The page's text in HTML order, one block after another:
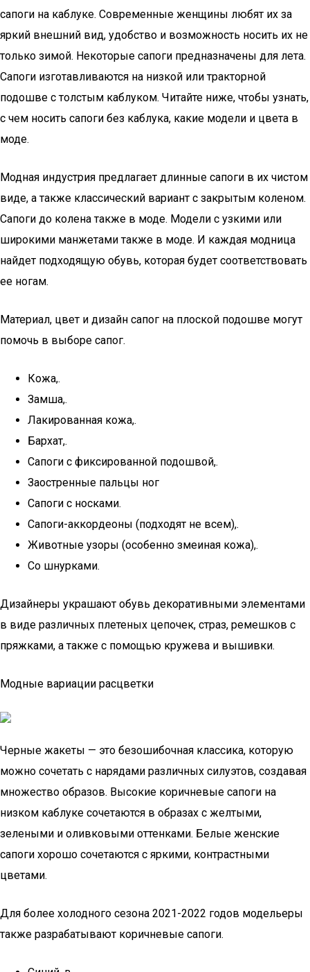
сапоги на каблуке. Современные женщины любят их за
яркий внешний вид, удобство и возможность носить их не
только зимой. Некоторые сапоги предназначены для лета.
Сапоги изготавливаются на низкой или тракторной
подошве с толстым каблуком. Читайте ниже, чтобы узнать,
с чем носить сапоги без каблука, какие модели и цвета в
моде.
Модная индустрия предлагает длинные сапоги в их чистом
виде, а также классический вариант с закрытым коленом.
Сапоги до колена также в моде. Модели с узкими или
широкими манжетами также в моде. И каждая модница
найдет подходящую обувь, которая будет соответствовать
ее ногам.
Материал, цвет и дизайн сапог на плоской подошве могут
помочь в выборе сапог.
Кожа,.
Замша,.
Лакированная кожа,.
Бархат,.
Сапоги с фиксированной подошвой,.
Заостренные пальцы ног
Сапоги с носками.
Сапоги-аккордеоны (подходят не всем),.
Животные узоры (особенно змеиная кожа),.
Со шнурками.
Дизайнеры украшают обувь декоративными элементами
в виде различных плетеных цепочек, страз, ремешков с
пряжками, а также с помощью кружева и вышивки.
Модные вариации расцветки
Черные жакеты — это безошибочная классика, которую
можно сочетать с нарядами различных силуэтов, создавая
множество образов. Высокие коричневые сапоги на
низком каблуке сочетаются в образах с желтыми,
зелеными и оливковыми оттенками. Белые женские
сапоги хорошо сочетаются с яркими, контрастными
цветами.
Для более холодного сезона 2021-2022 годов модельеры
также разрабатывают коричневые сапоги.